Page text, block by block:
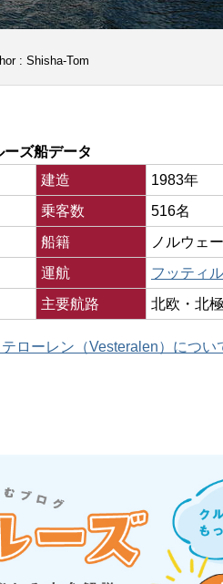
: Shisha-Tom
ーズ船データ
建造
1983年
乗客数
516名
船籍
ノルウェー
運航
フッティ
主要航路 北欧・北極
テローレン（Vesteralen）につい